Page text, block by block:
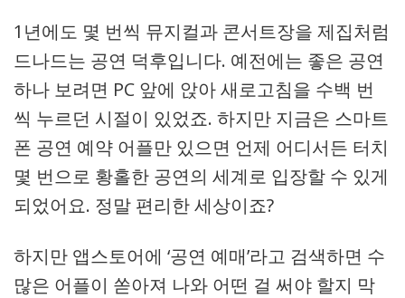
1년에도 몇 번씩 뮤지컬과 콘서트장을 제집처럼
드나드는 공연 덕후입니다. 예전에는 좋은 공연
하나 보려면 PC 앞에 앉아 새로고침을 수백 번
씩 누르던 시절이 있었죠. 하지만 지금은 스마트
폰 공연 예약 어플만 있으면 언제 어디서든 터치
몇 번으로 황홀한 공연의 세계로 입장할 수 있게
되었어요. 정말 편리한 세상이죠?
하지만 앱스토어에 ‘공연 예매’라고 검색하면 수
많은 어플이 쏟아져 나와 어떤 걸 써야 할지 막